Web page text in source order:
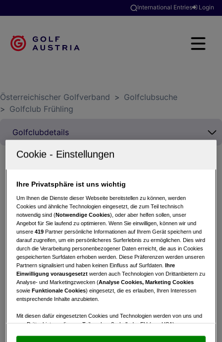
International Entries Login
Österreichischer Golfverband > Golfclubsuche
> Golfclub Frühling
Turkish Airlines & Golfreisen Armbrüster Trophy
19.07.2025 - Einzel (Stableford)
Golfclub Frühling
Turnierinfo
Nennliste Startzeiten
Bruttowertung Nettowertung Statistik
Turnierinfo
DayCourse
Gäste mit Karte €85,-
Gäste ohne Karte €95,-
Mitglieder €30,-
Ihre Privatsphäre ist uns wichtig
Um Ihnen die Dienste dieser Webseite bereitstellen zu können, werden
Cookies und ähnliche Technologien eingesetzt, die zum Teil technisch
notwendig sind (Notwendige Cookies), oder aber helfen sollen, unser
Angebot für Sie laufend zu optimieren. Wenn Sie einwilligen, können wir und
unsere419 Partner persönliche Informationen auf Ihrem Gerät speichern und
darauf zugreifen, um ein persönlicheres Surferlebnis zu ermöglichen. Dies wird
durch die Verarbeitung personenbezogener Daten erreicht, die aus in Cookies
gespeicherten Surfdaten erhoben werden. Diese Präferenzen werden unseren
Partnern signalisiert und haben keinen Einfluss auf Surfdaten.Ihre
Einwilligung vorausgesetzt werden auch Technologien von Drittanbietern zu
Analyse- und Marketingzwecken (Analyse Cookies, Marketing Cookies
sowieFunktionale Cookies) eingesetzt, die es erlauben, Ihren Interessen
entsprechende Inhalte anzubieten.
Mit diesen dafür eingesetzten Cookies und Technologien werden von uns und
von Drittanbietern, die zum Teil auch außerhalb der EU (u.a. USA)